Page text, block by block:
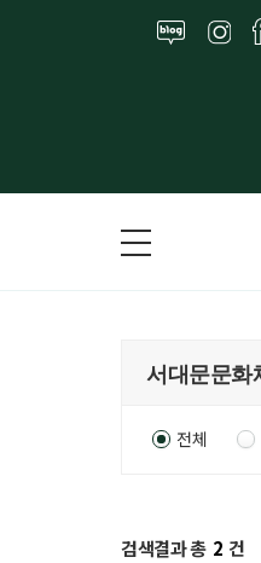
전체
검색결과 총 2 건